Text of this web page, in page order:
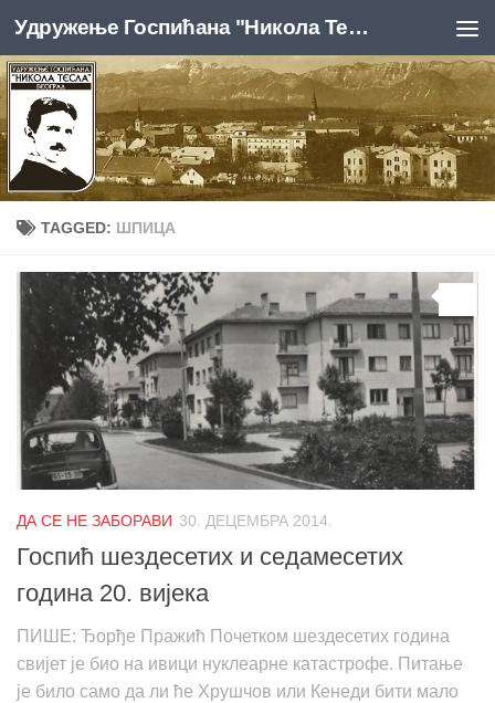
Skip to content Удружење Госпићана "Никола Тесла", Београд
TAGGED: ШПИЦА
ДА СЕ НЕ ЗАБОРАВИ 30. ДЕЦЕМБРА 2014.
Госпић шездесетих и седамесетих
година 20. вијека
ПИШЕ: Ђорђе Пражић Почетком шездесетих година
свијет је био на ивици нуклеарне катастрофе. Питање
је било само да ли ће Хрушчов или Кенеди бити мало